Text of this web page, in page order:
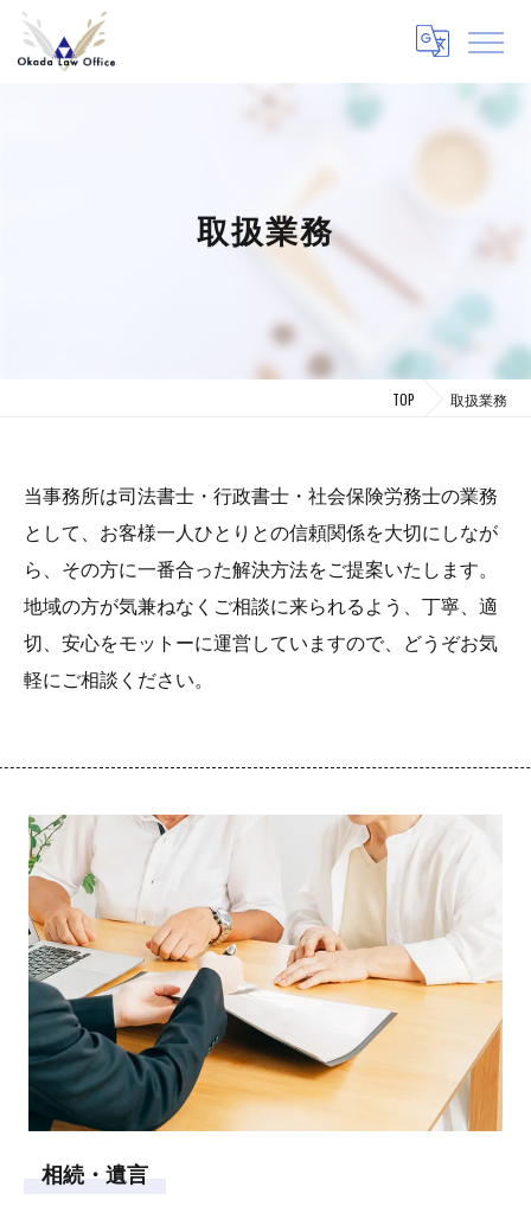
取扱業務
TOP 取扱業務
当事務所は司法書士・行政書士・社会保険労務士の業務
として、お客様一人ひとりとの信頼関係を大切にしなが
ら、その方に一番合った解決方法をご提案いたします。
地域の方が気兼ねなくご相談に来られるよう、丁寧、適
切、安心をモットーに運営していますので、どうぞお気
軽にご相談ください。
相続・遺言